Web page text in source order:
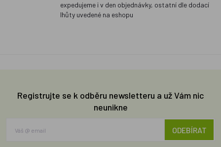
expedujeme i v den objednávky, ostatní dle dodací
lhůty uvedené na eshopu
Registrujte se k odběru newsletteru a už Vám nic
neunikne
ODEBÍRAT